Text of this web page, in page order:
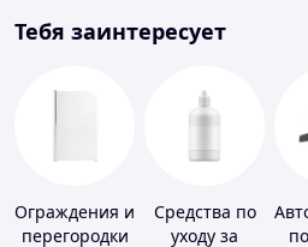
Тебя заинтересует
Ограждения и
перегородки
Средства по
уходу за